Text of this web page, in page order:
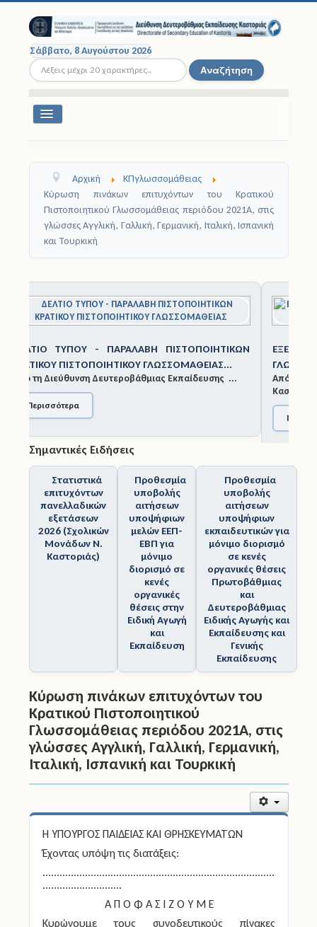
Σάββατο, 8 Αυγούστου 2026
Αναζήτηση... Αναζήτηση
Εναλλαγή
Σχολικές Μονάδες
Εκπαιδευτικοί
Σχολικές Εκδρομές
Νομοθεσία
Άδειες
Έντυπα
Πολιτική Προστασία
Ηλεκτρονικές Υπηρεσίες
Επικοινωνία
Αρχική
ΚΠγλωσσομάθειας
Κύρωση πινάκων επιτυχόντων του Κρατικού
Πιστοποιητικού Γλωσσομάθειας περιόδου 2021A, στις
γλώσσες Αγγλική, Γαλλική, Γερμανική, Ιταλική, Ισπανική
και Τουρκική
1 2 3 4 5 6 7 8 9 1
0
ΕΞΕΤΆΣΕΙΣ ΚΡΑΤΙΚΟΎ ΠΙΣΤΟΠΟΙΗΤΙΚΟΎ
ΓΛΩΣΣΟΜΆΘΕΙΑΣ ΝΟΕΜΒΡΊΟΥ 2025
Από τη Διεύθυνση Δευτεροβάθμιας Εκπαίδευσης
Καστορ...
Περισσότερα
Στατιστικά
επιτυχόντων
πανελλαδικών
εξετάσεων
2026 (Σχολικών
Μονάδων Ν.
Προθεσμία
υποβολής
αιτήσεων
υποψήφιων
μελών ΕΕΠ-
ΕΒΠ για
μόνιμο
διορισμό σε
κενές
οργανικές
θέσεις στην
Ειδική Αγωγή
και
Προθεσμία
υποβολής
αιτήσεων
υποψήφιων
εκπαιδευτικών για
μόνιμο διορισμό
σε κενές
οργανικές θέσεις
Πρωτοβάθμιας
και
Δευτεροβάθμιας
Ειδικής Αγωγής και
Εκπαίδευσης και
Γενικής
Εκπαίδευσης
Κύρωση πινάκων επιτυχόντων του
Κρατικού Πιστοποιητικού
Γλωσσομάθειας περιόδου 2021A, στις
γλώσσες Αγγλική, Γαλλική, Γερμανική,
Ιταλική, Ισπανική και Τουρκική